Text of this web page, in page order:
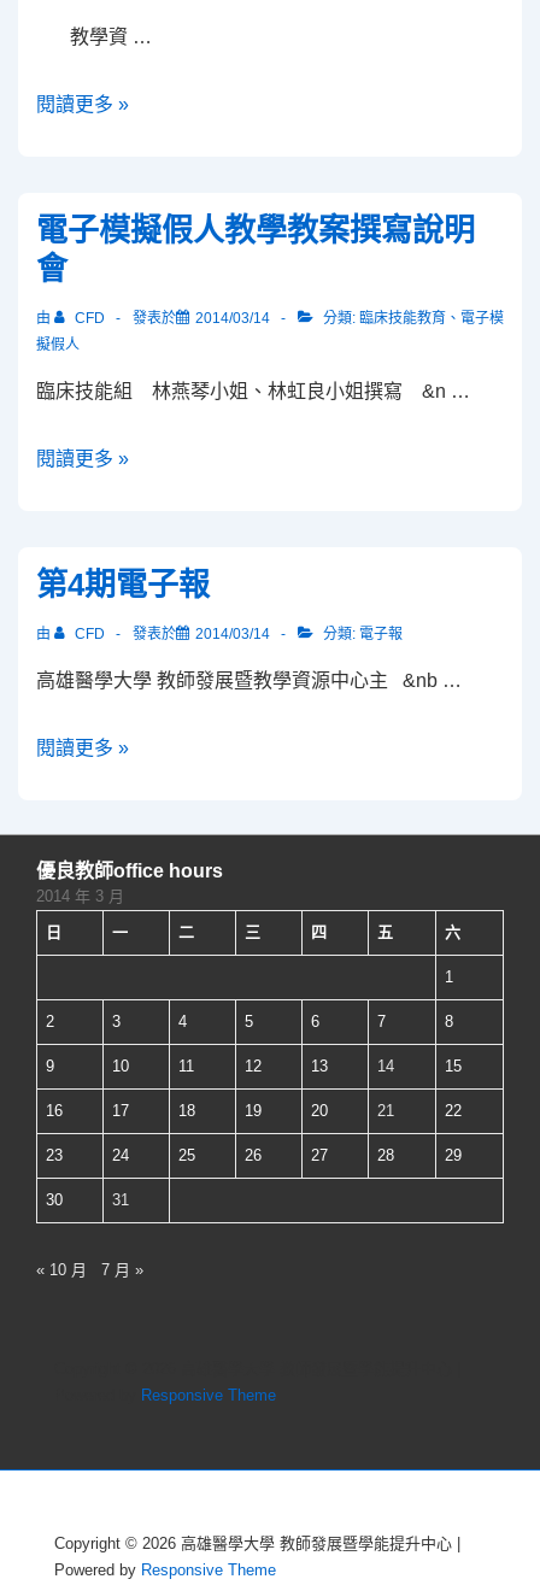
習
研
究
中
心
姚
佩
顧
數
位
材
證
符
合
教
育
部
數
位
教
材
認
證
項
技
教學資 …
教
成
長
社
群
募
閱讀更多 »
電子模擬假人教學教案撰寫說明
會
由 CFD 發表於 2014/03/14 分類: 臨床技能教育 、 電子模
擬假人
臨床技能組 林燕琴小姐、林虹良小姐撰寫 &n …
電
假
人
學
案
說
明
會
閱讀更多 »
第4期電子報
由 CFD 發表於 2014/03/14 分類: 電子報
高雄醫學大學 教師發展暨教學資源中心主 &nb …
第
子
報
閱讀更多 »
優良教師office hours
2014 年 3 月
日
一 二 三 四 五 六
1
2 3 4 5 6 7 8
9 10 11 12 13 14 15
16 17 18 19 20 21 22
23 24 25 26 27 28 29
30 31
« 10 月 7 月 »
Responsive Theme
Copyright © 2026 高雄醫學大學 教師發展暨學能提升中心
Powered by Responsive Theme